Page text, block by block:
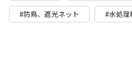
#防鳥、遮光ネット #水処理